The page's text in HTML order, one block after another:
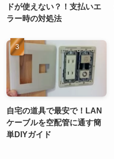
ドが使えない？！支払いエ
ラー時の対処法
自宅の道具で最安で！LAN
ケーブルを空配管に通す簡
単DIYガイド